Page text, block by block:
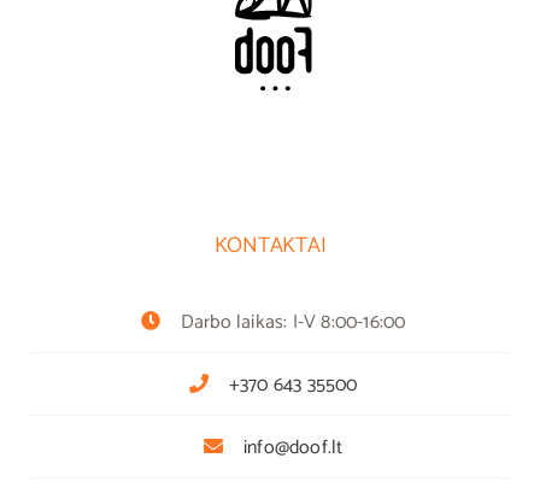
KONTAKTAI
Darbo laikas: I-V 8:00-16:00
+370 643 35500
info@doof.lt